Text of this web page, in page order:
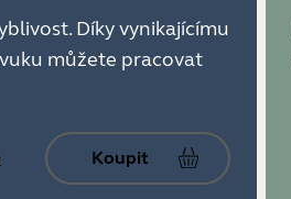
Díky vynikajícímu
můžete pracovat
Koupit